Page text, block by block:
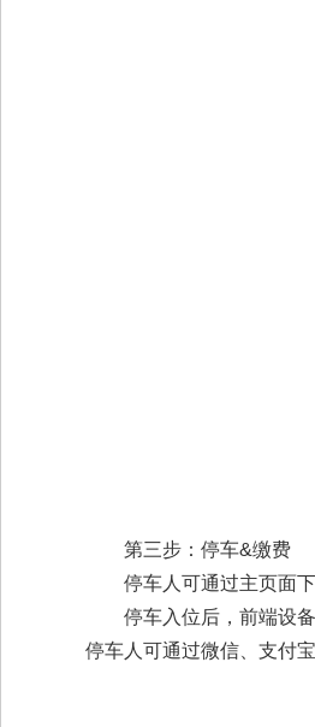
第三步：停车&缴费
停车人可通过主页面
停车入位后，前端设
停车人可通过微信、支付